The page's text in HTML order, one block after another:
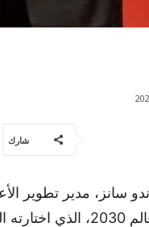
شارك
سانز، مدير تطوير
كأس العالم 2030،